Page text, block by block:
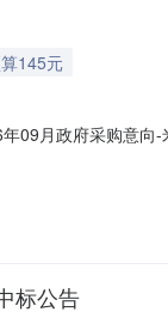
145元
09月政府采购意
生等需满足的要
标公告